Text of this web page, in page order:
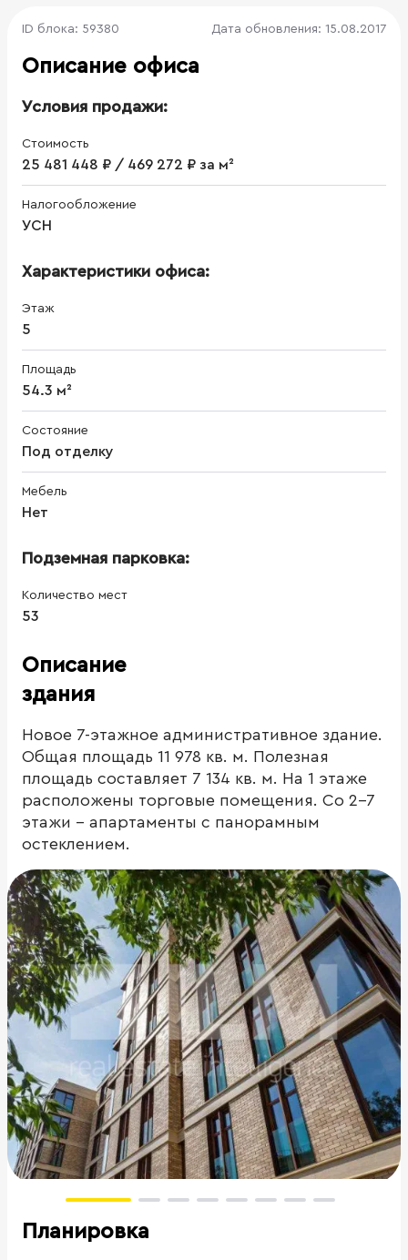
ID блока: 59380 Дата обновления: 15.08.2017
Описание офиса
Условия продажи:
Стоимость
25 481 448 ₽ / 469 272 ₽ за м²
Налогообложение
УСН
Характеристики офиса:
Этаж
5
Площадь
54.3 м²
Состояние
Под отделку
Мебель
Нет
Подземная парковка:
Количество мест
53
Описание
здания
Новое 7-этажное административное здание.
Общая площадь 11 978 кв. м. Полезная
площадь составляет 7 134 кв. м. На 1 этаже
расположены торговые помещения. Со 2-7
этажи - апартаменты с панорамным
остеклением.
Планировка